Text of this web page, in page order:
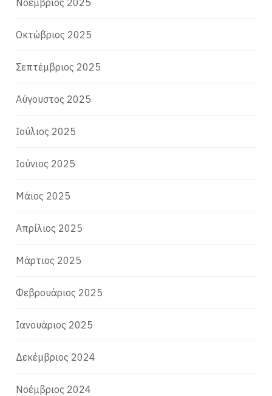
Οκτώβριος 2025
Σεπτέμβριος 2025
Αύγουστος 2025
Ιούλιος 2025
Ιούνιος 2025
Μάιος 2025
Απρίλιος 2025
Μάρτιος 2025
Φεβρουάριος 2025
Ιανουάριος 2025
Δεκέμβριος 2024
Νοέμβριος 2024